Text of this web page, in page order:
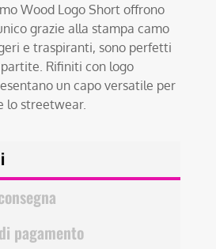
Wood Logo Short offrono
grazie alla stampa camo
e traspiranti, sono perfetti
Rifiniti con logo
un capo versatile per
lo streetwear.
pagamento